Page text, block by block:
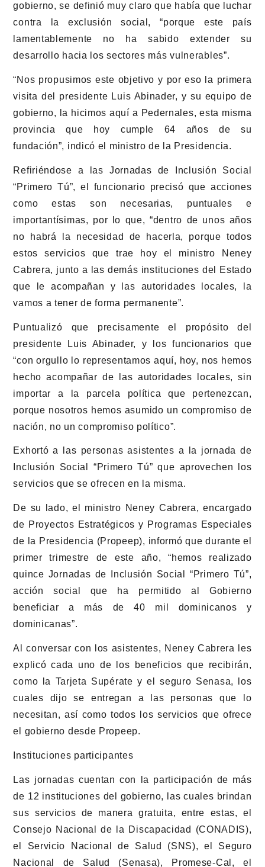
gobierno, se definió muy claro que había que luchar
contra la exclusión social, “porque este país
lamentablemente no ha sabido extender su
desarrollo hacia los sectores más vulnerables”.
“Nos propusimos este objetivo y por eso la primera
visita del presidente Luis Abinader, y su equipo de
gobierno, la hicimos aquí a Pedernales, esta misma
provincia que hoy cumple 64 años de su
fundación”, indicó el ministro de la Presidencia.
Refiriéndose a las Jornadas de Inclusión Social
“Primero Tú”, el funcionario precisó que acciones
como estas son necesarias, puntuales e
importantísimas, por lo que, “dentro de unos años
no habrá la necesidad de hacerla, porque todos
estos servicios que trae hoy el ministro Neney
Cabrera, junto a las demás instituciones del Estado
que le acompañan y las autoridades locales, la
vamos a tener de forma permanente”.
Puntualizó que precisamente el propósito del
presidente Luis Abinader, y los funcionarios que
“con orgullo lo representamos aquí, hoy, nos hemos
hecho acompañar de las autoridades locales, sin
importar a la parcela política que pertenezcan,
porque nosotros hemos asumido un compromiso de
nación, no un compromiso político”.
Exhortó a las personas asistentes a la jornada de
Inclusión Social “Primero Tú” que aprovechen los
servicios que se ofrecen en la misma.
De su lado, el ministro Neney Cabrera, encargado
de Proyectos Estratégicos y Programas Especiales
de la Presidencia (Propeep), informó que durante el
primer trimestre de este año, “hemos realizado
quince Jornadas de Inclusión Social “Primero Tú”,
acción social que ha permitido al Gobierno
beneficiar a más de 40 mil dominicanos y
dominicanas”.
Al conversar con los asistentes, Neney Cabrera les
explicó cada uno de los beneficios que recibirán,
como la Tarjeta Supérate y el seguro Senasa, los
cuales dijo se entregan a las personas que lo
necesitan, así como todos los servicios que ofrece
el gobierno desde Propeep.
Instituciones participantes
Las jornadas cuentan con la participación de más
de 12 instituciones del gobierno, las cuales brindan
sus servicios de manera gratuita, entre estas, el
Consejo Nacional de la Discapacidad (CONADIS),
el Servicio Nacional de Salud (SNS), el Seguro
Nacional de Salud (Senasa), Promese-Cal, el